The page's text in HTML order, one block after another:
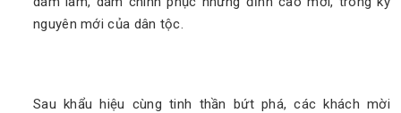
nguyên mới của dân tộc.
Sau khẩu hiệu cùng tinh thần bứt phá, các khách mời